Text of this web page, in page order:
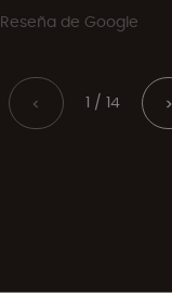
Reseña de Google
< 1 / 14 >